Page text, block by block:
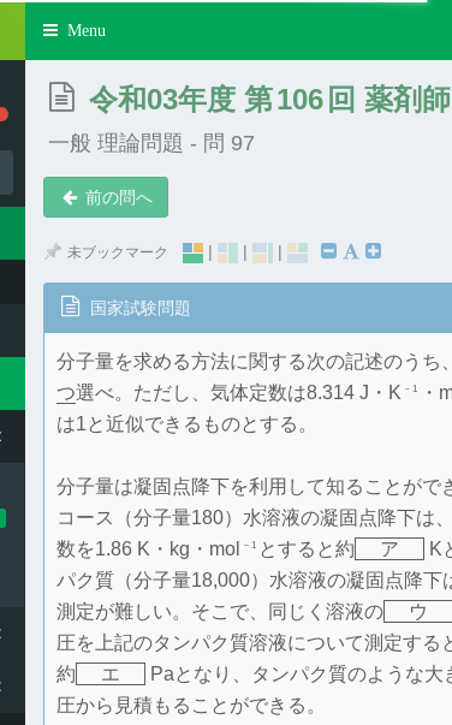
Toggle
Menu
令和03年度 第106 回 薬剤
一般 理論問題 - 問 97
前の問へ
未ブックマーク | | |
国家試験問題
分子量を求める方法に関する次の記述のうち
つ選べ。ただし、気体定数は8.314 J・K －1 ・
は1と近似できるものとする。
分子量は凝固点降下を利用して知ることがで
コース（分子量180）水溶液の凝固点降下は
数を1.86 K・kg・mol
－1 とすると約 ア
K
パク質（分子量18,000）水溶液の凝固点降下
測定が難しい。そこで、同じく溶液の ウ
圧を上記のタンパク質溶液について測定する
約
エ
Paとなり、タンパク質のような大
圧から見積もることができる。